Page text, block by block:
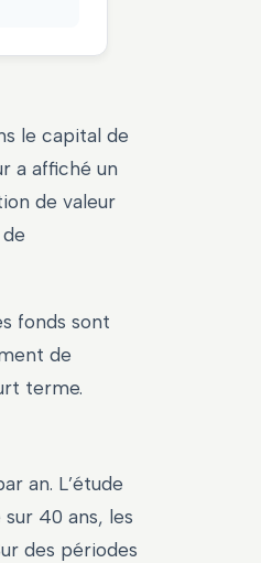
le capital de
a affiché un
de valeur
fonds sont
de
terme.
an. L’étude
40 ans, les
des périodes